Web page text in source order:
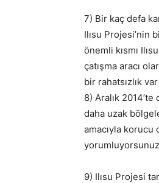
7) Bir kaç defa
Ilısu Projesi’nin
önemli kısmı
çatışma aracı
bir rahatsızlık var
8) Aralık
daha uzak
amacıyla korucu
9) Ilısu Projesi